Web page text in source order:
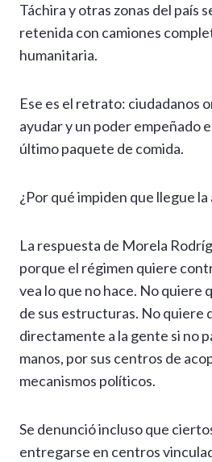
Táchira y otras zonas del país
retenida con camiones
humanitaria.
Ese es el retrato: ciudadanos
ayudar y un poder empeñado
último paquete de comida.
¿Por qué impiden que llegue la
La respuesta de Morela
porque el régimen quiere
vea lo que no hace. No quiere
de sus estructuras. No quiere
directamente a la gente si no
manos, por sus centros de
mecanismos políticos.
Se denunció incluso que
entregarse en centros